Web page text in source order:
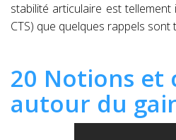
stabilité articulaire est
CTS) que quelques rappels
20 Notions et
autour du